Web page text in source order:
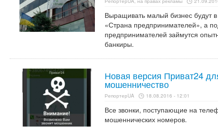
Выращивать малый бизнес будут
«Страна предпринимателей», а
предпринимателей займутся
банкиры.
Новая версия Приват24
мошенничество
РепортерUA 18.08.2016 - 12:01
Все звонки, поступающие на
мошеннических номеров.